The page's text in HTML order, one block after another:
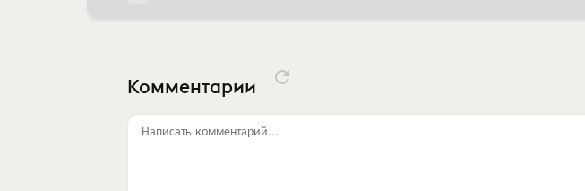
Комментарии
Написать комментарий...